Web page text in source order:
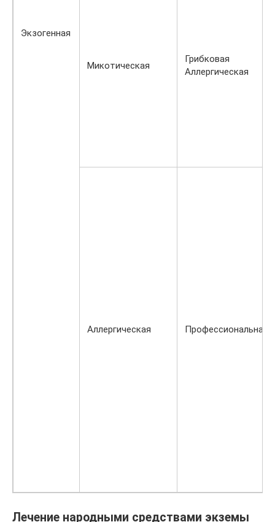
Экзогенная
Микотическая
Грибковая
Аллергическая
Аллергическая Профессиональная
Лечение народными средствами экземы